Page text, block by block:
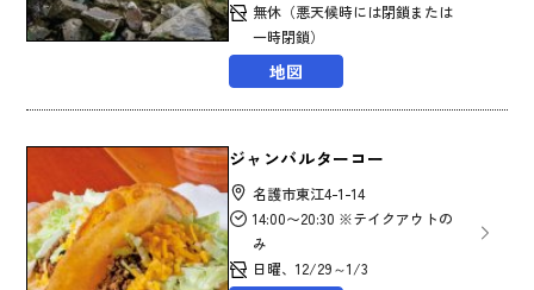
無休（悪天候時には閉鎖または
一時閉鎖）
地図
ジャンバルターコー
名護市東江4-1-14
14:00〜20:30 ※テイクアウトの
み
日曜、12/29～1/3